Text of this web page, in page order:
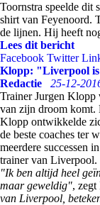
Toornstra speelde dit
shirt van Feyenoord.
de lijnen. Hij heeft
Lees dit bericht
Facebook Twitter
Klopp: "Liverpool
Redactie
25-12-
Trainer Jurgen Klopp
van zijn droom
Klopp ontwikkelde
de beste coaches ter
meerdere successen
trainer van Liverpool.
"Ik ben altijd heel
maar geweldig", zegt
van Liverpool,